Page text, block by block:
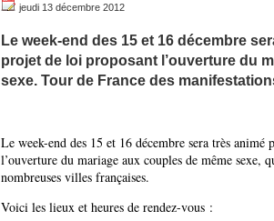
jeudi 13 décembre 2012
Le week-end des 15 et 16 décembre
projet de loi proposant l’ouverture du
sexe. Tour de France des
Le week-end des 15 et 16 décembre sera très
l’ouverture du mariage aux couples de même sexe,
nombreuses villes françaises.
Voici les lieux et heures de rendez-vous :